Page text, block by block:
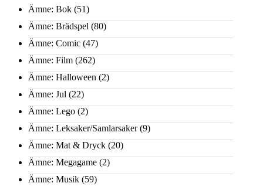
Ämne: Bok (51)
Ämne: Brädspel (80)
Ämne: Comic (47)
Ämne: Film (262)
Ämne: Halloween (2)
Ämne: Jul (22)
Ämne: Lego (2)
Ämne: Leksaker/Samlarsaker(9)
Ämne: Mat & Dryck (20)
Ämne: Megagame (2)
Ämne: Musik (59)